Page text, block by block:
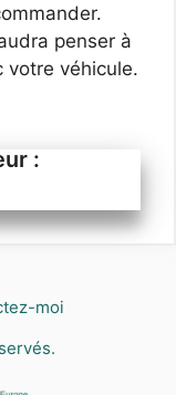
penser à
votre véhicule.
moi